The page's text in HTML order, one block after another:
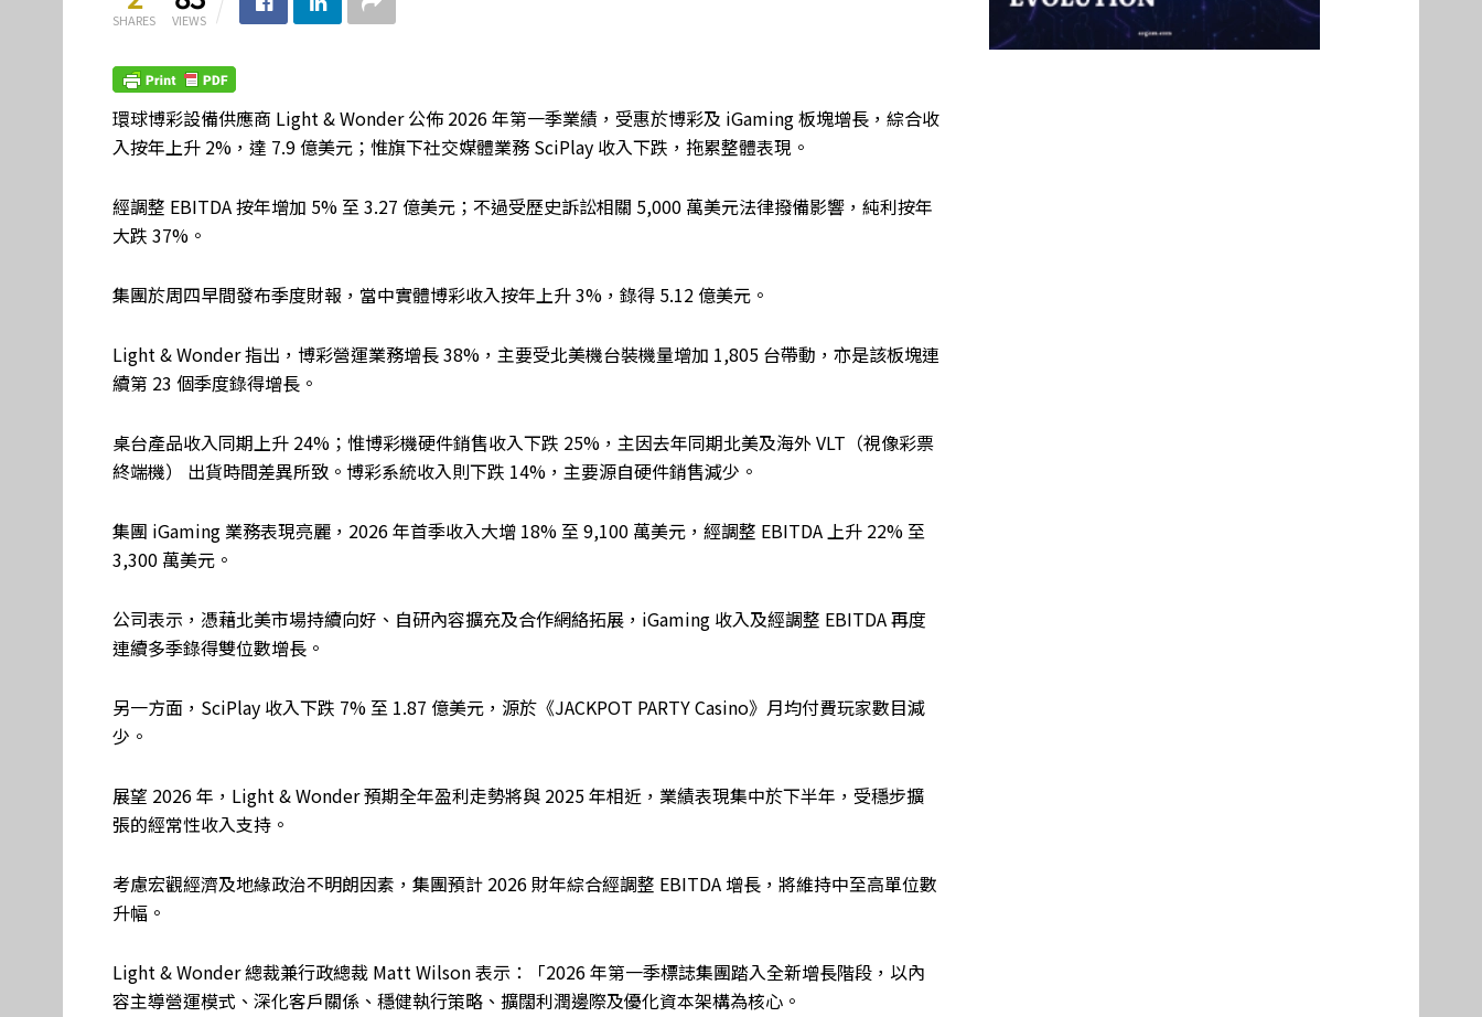
SHARES VIEWS
環球博彩設備供應商 Light & Wonder 公佈 2026 年第一季業績，受惠於博彩及 iGaming 板塊增長，綜合收
入按年上升 2%，達 7.9 億美元；惟旗下社交媒體業務 SciPlay 收入下跌，拖累整體表現。
經調整 EBITDA 按年增加 5% 至 3.27 億美元；不過受歷史訴訟相關 5,000 萬美元法律撥備影響，純利按年
大跌 37%。
集團於周四早間發布季度財報，當中實體博彩收入按年上升 3%，錄得 5.12 億美元。
Light & Wonder 指出，博彩營運業務增長 38%，主要受北美機台裝機量增加 1,805 台帶動，亦是該板塊連
續第 23 個季度錄得增長。
桌台產品收入同期上升 24%；惟博彩機硬件銷售收入下跌 25%，主因去年同期北美及海外 VLT（視像彩票
終端機） 出貨時間差異所致。博彩系統收入則下跌 14%，主要源自硬件銷售減少。
集團 iGaming 業務表現亮麗，2026 年首季收入大增 18% 至 9,100 萬美元，經調整 EBITDA 上升 22% 至
3,300 萬美元。
公司表示，憑藉北美市場持續向好、自研內容擴充及合作網絡拓展，iGaming 收入及經調整 EBITDA 再度
連續多季錄得雙位數增長。
另一方面，SciPlay 收入下跌 7% 至 1.87 億美元，源於《JACKPOT PARTY Casino》月均付費玩家數目減
少。
展望 2026 年，Light & Wonder 預期全年盈利走勢將與 2025 年相近，業績表現集中於下半年，受穩步擴
張的經常性收入支持。
考慮宏觀經濟及地緣政治不明朗因素，集團預計 2026 財年綜合經調整 EBITDA 增長，將維持中至高單位數
升幅。
Light & Wonder 總裁兼行政總裁 Matt Wilson 表示：「2026 年第一季標誌集團踏入全新增長階段，以內
容主導營運模式、深化客戶關係、穩健執行策略、擴闊利潤邊際及優化資本架構為核心。